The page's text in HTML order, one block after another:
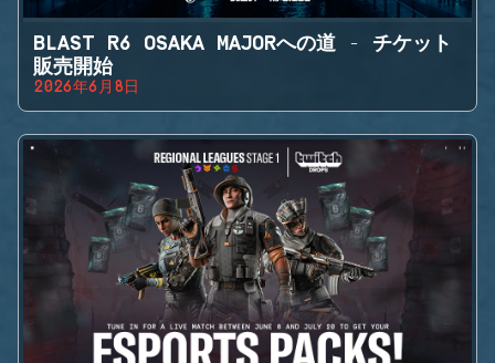
BLAST R6 OSAKA MAJORへの道 - チケット
販売開始
2026年6月8日